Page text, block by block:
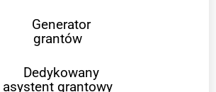
Generator
grantów
Dedykowany
asystent grantowy